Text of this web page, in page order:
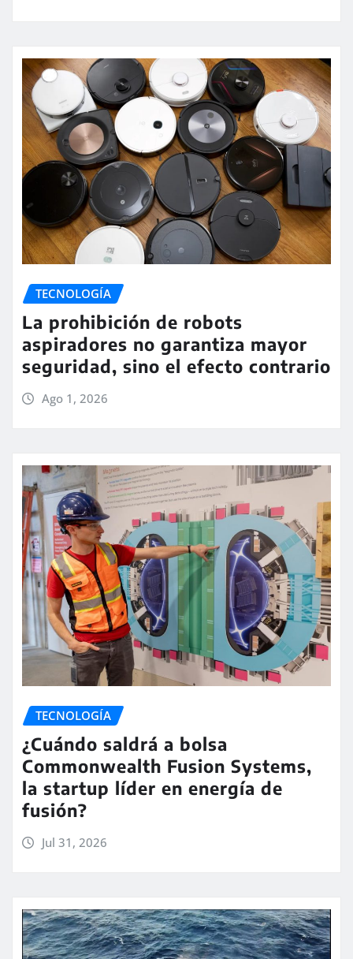
TECNOLOGÍA
La prohibición de robots
aspiradores no garantiza mayor
seguridad, sino el efecto contrario
Ago 1, 2026
TECNOLOGÍA
¿Cuándo saldrá a bolsa
Commonwealth Fusion Systems,
la startup líder en energía de
fusión?
Jul 31, 2026